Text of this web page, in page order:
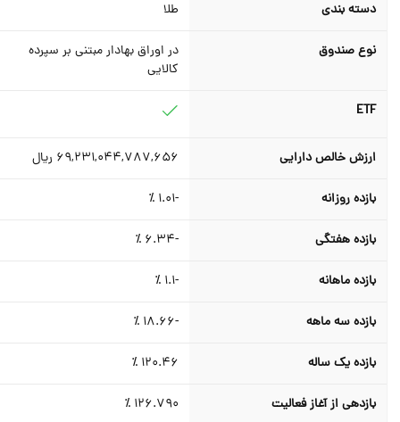
دسته بندی
نوع صندوق
در اوراق بهادار مبتنی بر سپرده
کالایی
ارزش خالص دارایی 69,231,044,787,656 ریال
بازده روزانه ٪
بازده هفتگی ٪
بازده ماهانه ٪
بازده سه ماهه ٪
بازده یک ساله 120.46 ٪
بازدهی از آغاز فعالیت 126.790 ٪